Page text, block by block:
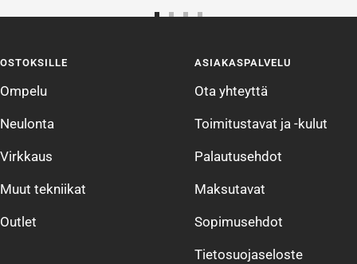
4
OSTOKSILLE
Ompelu
Neulonta
Virkkaus
Muut tekniikat
Outlet
ASIAKASPALVELU
Ota yhteyttä
Toimitustavat ja -kulut
Palautusehdot
Maksutavat
Sopimusehdot
Tietosuojaseloste